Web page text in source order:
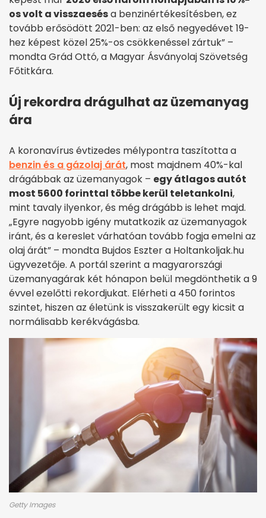
os volt a visszaesésa benzinértékesítésben, ez
tovább erősödött 2021-ben: az első negyedévet 19-
hez képest közel 25%-os csökkenéssel zártuk” –
mondta Grád Ottó, a Magyar Ásványolaj Szövetség
Főtitkára.
Új rekordra drágulhat az üzemanyag
ára
A koronavírus évtizedes mélypontra taszította a
benzin és a gázolaj árát, most majdnem 40%-kal
drágábbak az üzemanyagok – egy átlagos autót
most 5600 forinttal többe kerül teletankolni,
mint tavaly ilyenkor, és még drágább is lehet majd.
„Egyre nagyobb igény mutatkozik az üzemanyagok
iránt, és a kereslet várhatóan tovább fogja emelni az
olaj árát” – mondta Bujdos Eszter a Holtankoljak.hu
ügyvezetője. A portál szerint a magyarországi
üzemanyagárak két hónapon belül megdönthetik a 9
évvel ezelőtti rekordjukat. Elérheti a 450 forintos
szintet, hiszen az életünk is visszakerült egy kicsit a
normálisabb kerékvágásba.
Getty Images